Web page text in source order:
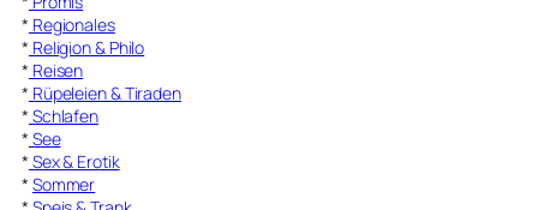
* Regionales
* Religion & Philo
* Reisen
* Rüpeleien & Tiraden
* Schlafen
* See
* Sex & Erotik
* Sommer